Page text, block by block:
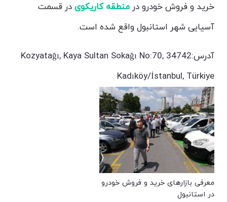
خرید و فروش خودرو در منطقه کاریکوی در قسمت
آسیایی شهر استانبول واقع شده است.
آدرس:Kozyatağı, Kaya Sultan Sokağı No:70, 34742
Kadıköy/İstanbul, Türkiye
معرفی بازارهای خرید و فروش خودرو
در استانبول